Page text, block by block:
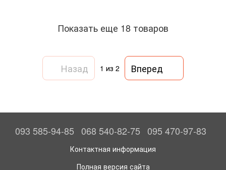
Показать еще 18 товаров
Назад 1 из 2 Вперед
093 585-94-85 068 540-82-75 095 470-97-83
Контактная информация
Полная версия сайта